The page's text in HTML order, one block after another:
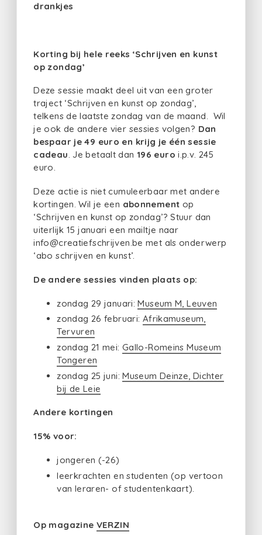
drankjes
Korting bij hele reeks ‘Schrijven en kunst
op zondag’
Deze sessie maakt deel uit van een groter
traject ‘Schrijven en kunst op zondag’,
telkens de laatste zondag van de maand. Wil
je ook de andere vier sessies volgen? Dan
bespaar je 49 euro en krijg je één sessie
cadeau. Je betaalt dan 196 euro i.p.v. 245
euro.
Deze actie is niet cumuleerbaar met andere
kortingen. Wil je een abonnement op
‘Schrijven en kunst op zondag’? Stuur dan
uiterlijk 15 januari een mailtje naar
info@creatiefschrijven.be met als onderwerp
‘abo schrijven en kunst’.
De andere sessies vinden plaats op:
zondag 29 januari:Museum M, Leuven
zondag 26 februari: Afrikamuseum,
Tervuren
zondag 21 mei: Gallo-Romeins Museum
Tongeren
zondag 25 juni:Museum Deinze, Dichter
bij de Leie
Andere kortingen
15% voor:
jongeren (-26)
leerkrachten en studenten (op vertoon
van leraren- of studentenkaart).
Op magazine VERZIN